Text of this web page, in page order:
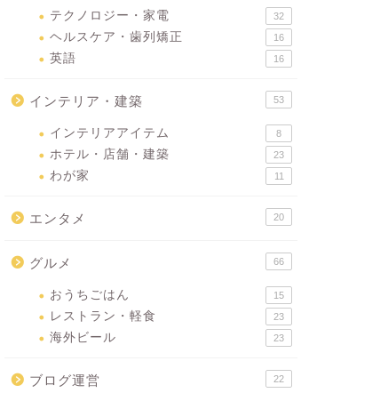
テクノロジー・家電 32
ヘルスケア・歯列矯正 16
英語 16
インテリア・建築 53
インテリアアイテム 8
ホテル・店舗・建築 23
わが家 11
エンタメ 20
グルメ 66
おうちごはん 15
レストラン・軽食 23
海外ビール 23
ブログ運営 22